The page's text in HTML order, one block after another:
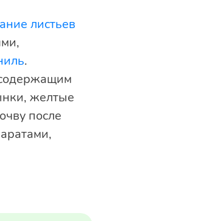
листьев
.
желтые
после